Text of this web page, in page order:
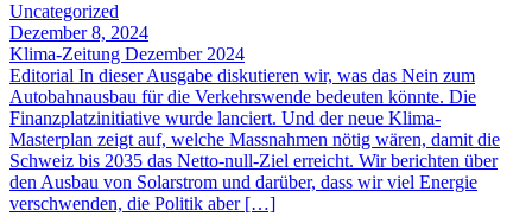
Uncategorized
Dezember 8, 2024
Klima-Zeitung Dezember 2024
Editorial In dieser Ausgabe diskutieren wir, was das Nein zum
Autobahnausbau für die Verkehrswende bedeuten könnte. Die
Finanzplatzinitiative wurde lanciert. Und der neue Klima-
Masterplan zeigt auf, welche Massnahmen nötig wären, damit die
Schweiz bis 2035 das Netto-null-Ziel erreicht. Wir berichten über
den Ausbau von Solarstrom und darüber, dass wir viel Energie
verschwenden, die Politik aber […]